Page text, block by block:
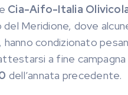
Cia-Aifo-Italia
Meridione, dove
condizionato
a fine
dell’annata precedente.